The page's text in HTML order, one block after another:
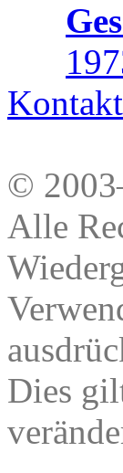
©
Alle
Dies